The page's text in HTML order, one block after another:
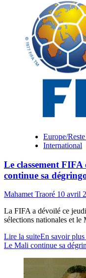
Europe/
International
Le classement
continue sa
Mahamet Traoré 10 avril
La FIFA a dévoilé ce
sélections nationales et le
Lire la suiteEn savoir
Le Mali continue sa